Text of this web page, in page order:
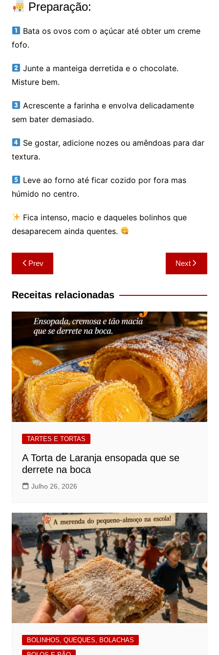
Preparação:
Bata os ovos com o açúcar até obter um creme
fofo.
Junte a manteiga derretida e o chocolate.
Misture bem.
Acrescente a farinha e envolva delicadamente
sem bater demasiado.
Se gostar, adicione nozes ou amêndoas para dar
textura.
Leve ao forno até ficar cozido por fora mas
húmido no centro.
Fica intenso, macio e daqueles bolinhos que
desaparecem ainda quentes.
Navegação
de
artigos
Prev Next
Receitas relacionadas
TARTES E TORTAS
A Torta de Laranja ensopada que se
derrete na boca
Julho 26, 2026
BOLINHOS, QUEQUES, BOLACHAS